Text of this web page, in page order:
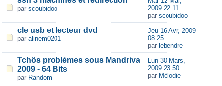
par scoubidoo
2009 22:11
par scoubidoo
cle usb et lecteur dvd
par alinem0201
Jeu 16 Avr, 2009
08:25
par lebendre
Tchôs problèmes sous Mandriva
2009 - 64 Bits
par Random
Lun 30 Mars,
2009 23:50
par Mélodie